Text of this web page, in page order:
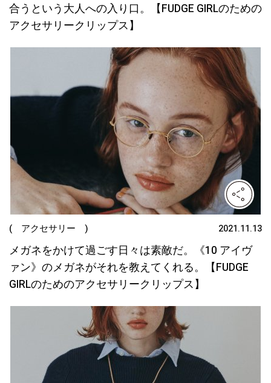
合うという大人への入り口。【FUDGE GIRLのための
アクセサリークリップス】
( アクセサリー ) 2021.11.13
メガネをかけて過ごす日々は素敵だ。《10 アイヴ
ァン》のメガネがそれを教えてくれる。【FUDGE
GIRLのためのアクセサリークリップス】